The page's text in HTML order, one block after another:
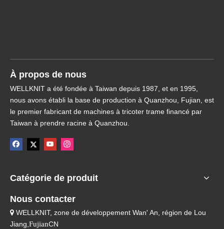
À propos de nous
WELLKNIT a été fondée à Taiwan depuis 1987, et en 1995,
nous avons établi la base de production à Quanzhou, Fujian, est
le premier fabricant de machines à tricoter trame financé par
Taiwan à prendre racine à Quanzhou.
Catégorie de produit
Nous contacter
 WELLKNIT, zone de développement Wan' An, région de Lou
Jiang, FujianCN